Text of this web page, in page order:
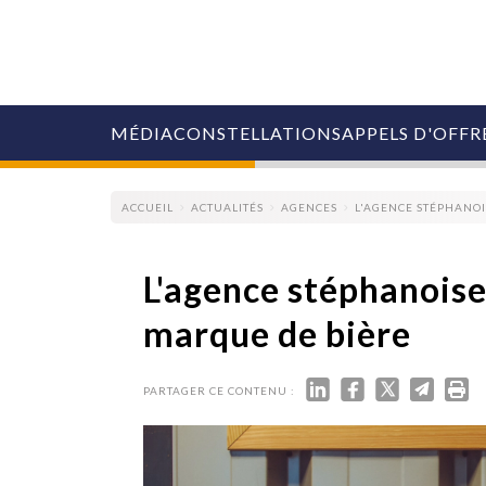
MÉDIA
COLLECTIVITÉS
MARQUES
RETAIL
MÉDIAS
MANAGEMENT
ÉVÉNEMENTIELS
CONSTELLATIONSAPPELS
ACCUEIL ACTUALITÉS AGENCES L'AGENCE
L'agence
marque de bière
PARTAGER CE CONTENU :